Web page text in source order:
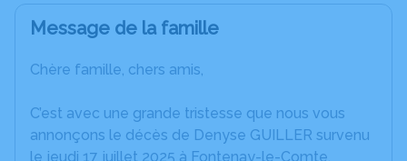
Message de la famille
Chère famille, chers amis,
C’est avec une grande tristesse que nous vous
annonçons le décès de Denyse GUILLER survenu
le jeudi 17 juillet 2025 à Fontenay-le-Comte.